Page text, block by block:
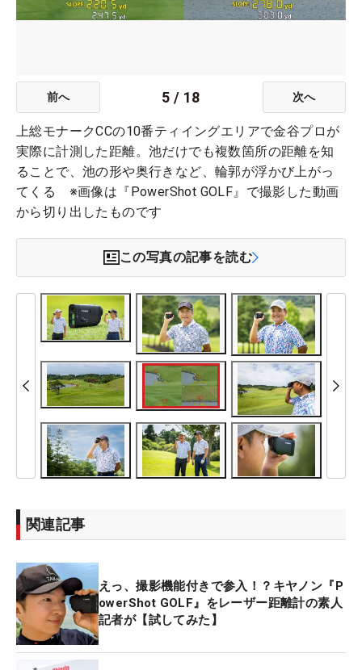
前へ 5 / 18 次へ
上総モナークCCの10番ティイングエリアで金谷プロが
実際に計測した距離。池だけでも複数箇所の距離を知
ることで、池の形や奥行きなど、輪郭が浮かび上がっ
てくる ※画像は『PowerShot GOLF』で撮影した動画
から切り出したものです
この写真の記事を読む
関連記事
えっ、撮影機能付きで参入！？キヤノン『P
owerShot GOLF』をレーザー距離計の素人
記者が【試してみた】